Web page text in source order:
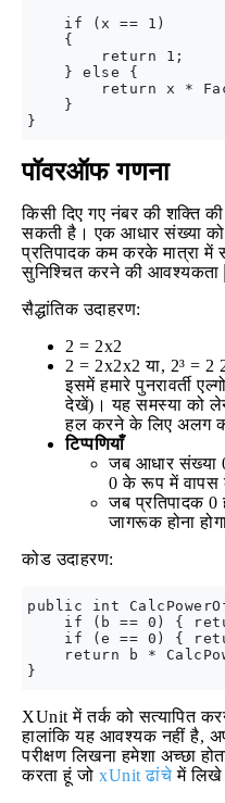
    if (x == 1)
    {
        return 1;
    } else {
return x *
    }
पॉवरऑफ गणना
किसी दिए गए नंबर की शक्ति
सकती है। एक आधार संख्या
प्रतिपादक कम करके मात्रा में
सुनिश्चित करने की आवश्यकता
सैद्धांतिक उदाहरण:
2 = 2x2
2 = 2x2x2 या, 2³ = 2
इसमें हमारे पुनरावर्ती
देखें)। यह समस्या को
हल करने के लिए अलग
टिप्पणियाँ
जब आधार संख्या
0 के रूप में वापस
जब प्रतिपादक 0
जागरूक होना
कोड उदाहरण:
public int
if (b == 0) {
if (e == 0) {
return b *
XUnit में तर्क को सत्यापित
हालांकि यह आवश्यक नहीं है,
परीक्षण लिखना हमेशा अच्छा
करता हूं जो xUnit ढांचे में लिखे